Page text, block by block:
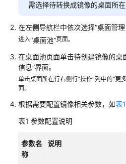
用
户
指
（终
端
用
户）
户
南
（管
需选择待转换成镜像的桌面所在
在左侧导航栏中依次选择“桌面管理
进入“桌面池”页面。
在桌面池页面单击待创建镜像的桌
信息”界面。
单击桌面所在行右侧行“操作”列中的“更
面。
根据需要配置镜像相关参数，如表1
表1 参数配置说明
参数名
称
说明